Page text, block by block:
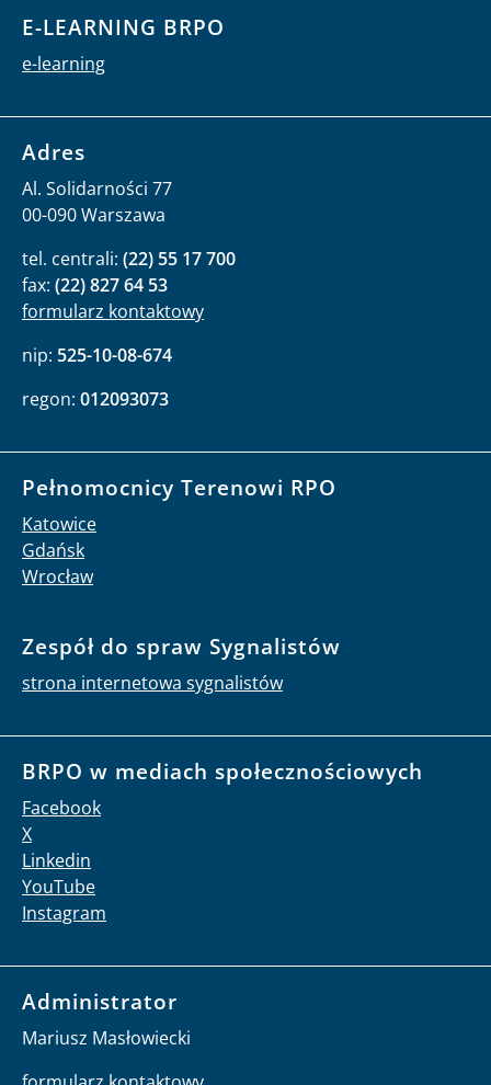
E-LEARNING BRPO
e-learning
Adres
Al. Solidarności 77
00-090 Warszawa
tel. centrali: (22) 55 17 700
fax: (22) 827 64 53
formularz kontaktowy
nip: 525-10-08-674
regon: 012093073
Pełnomocnicy Terenowi RPO
Katowice
Gdańsk
Wrocław
Zespół do spraw Sygnalistów
strona internetowa sygnalistów
BRPO w mediach społecznościowych
Facebook
X
Linkedin
YouTube
Instagram
Administrator
Mariusz Masłowiecki